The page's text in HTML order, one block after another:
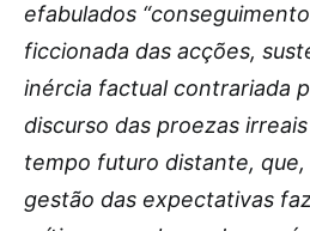
efabulados
ficcionada das acções,
inércia factual contrariada
discurso das proezas
tempo futuro distante, que,
gestão das expectativas